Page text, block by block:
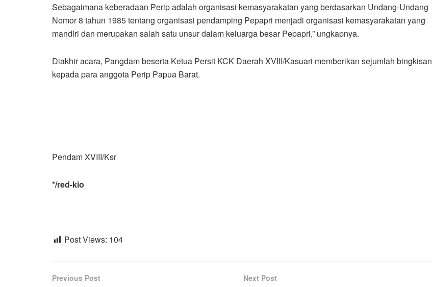
Sebagaimana keberadaan Perip adalah organisasi kemasyarakatan yang berdasarkan Undang-Undang
Nomor 8 tahun 1985 tentang organisasi pendamping Pepapri menjadi organisasi kemasyarakatan yang
mandiri dan merupakan salah satu unsur dalam keluarga besar Pepapri,” ungkapnya.
Diakhir acara, Pangdam beserta Ketua Persit KCK Daerah XVIII/Kasuari memberikan sejumlah bingkisan
kepada para anggota Perip Papua Barat.
Pendam XVIII/Ksr
*/red-kio
Post Views: 104
Previous Post Next Post